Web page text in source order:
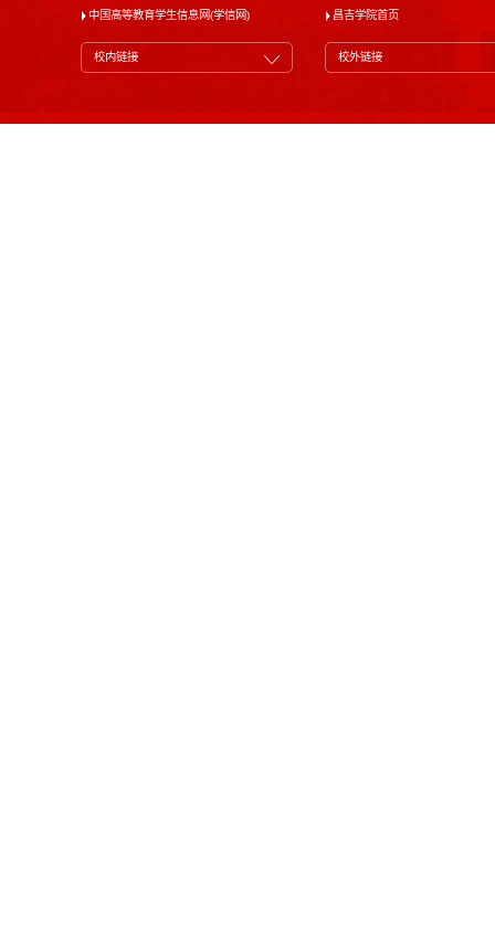
中国高等教育学生信息网(学信网) 昌吉学院首页
校内链接 校外链接